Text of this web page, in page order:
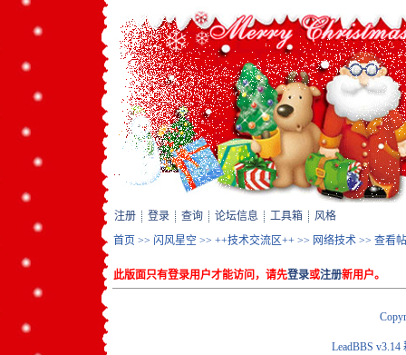
注册 登录 查询 论坛信息 工具箱
风格
首页 >> 闪风星空 >> ++技术交流区++ >> 网络技术 >> 查看
此版面只有登录用户才能访问，请先登录或注册新用户。
LeadBBS v3.14